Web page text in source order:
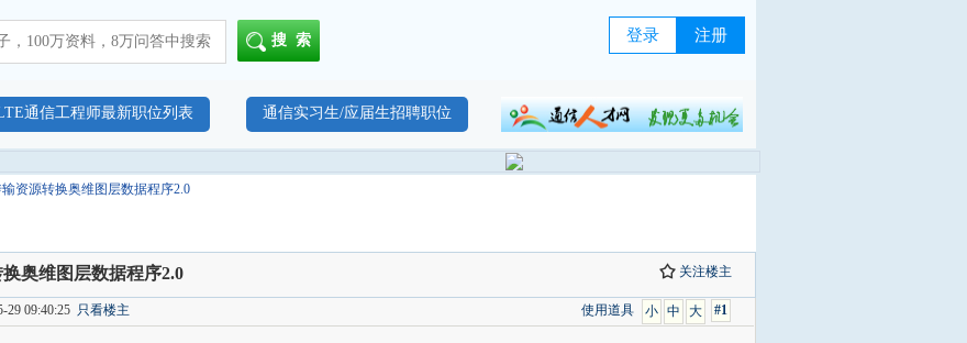
搜索 登录 注册
通信工程师最新职位列表 通信实习生/应届生招聘职位
输资源转换奥维图层数据程序2.0
关注楼主
奥维图层数据程序2.0
#1
大
中
小
使用道具
29 09:40:25 只看楼主